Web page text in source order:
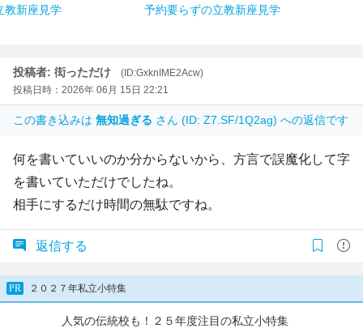
教新座見学
予約要らずの立教新座見学
投稿者: 衒っただけ
(ID:GxknIME2Acw)
投稿日時：2026年 06月 15日 22:21
この書き込みは 無知過ぎる さん (ID: Z7.SF/1Q2ag) への返信です
何を書いていいのか分からないから、方言で誤魔化して字
を書いていただけでしたね。
相手にするだけ時間の無駄ですね。
返信する